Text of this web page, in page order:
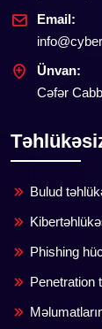
Email:
Ünvan:
Cəfər
Bulud
Phishing
Penetration